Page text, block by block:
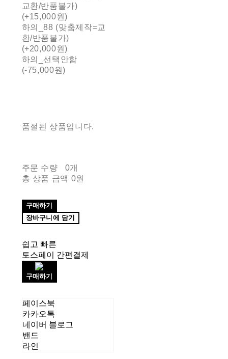
교환/반품불가)
(+15,000원)
하의_88 (맞춤제작=교
환/반품불가)
(+20,000원)
하의_선택안함
(-75,000원)
품절된 상품입니다.
주문 수량
0개
총 상품 금액 0원
구매하기
장바구니에 담기
쉽고 빠른
토스페이 간편결제
구매하기
페이스북
카카오톡
네이버 블로그
밴드
라인